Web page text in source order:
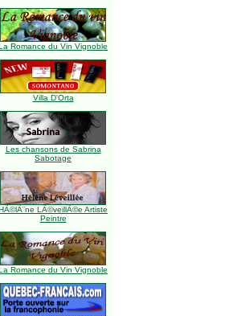
Romance du Vin Vignoble
Villa D'Orta
Les chansons de Sabrina
Sabotage
LÃ©veillÃ©e Artiste
Peintre
Romance du Vin Vignoble